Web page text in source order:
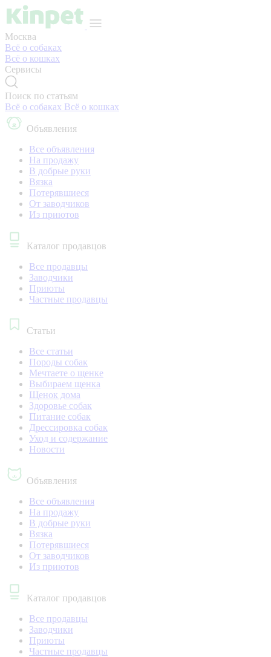
Москва
Всё о собаках
Всё о кошках
Сервисы
Поиск по статьям
Всё о собаках Всё о кошках
Объявления
Все объявления
На продажу
В добрые руки
Вязка
Потерявшиеся
От заводчиков
Из приютов
Каталог продавцов
Все продавцы
Заводчики
Приюты
Частные продавцы
Статьи
Все статьи
Породы собак
Мечтаете о щенке
Выбираем щенка
Щенок дома
Здоровье собак
Питание собак
Дрессировка собак
Уход и содержание
Новости
Объявления
Все объявления
На продажу
В добрые руки
Вязка
Потерявшиеся
От заводчиков
Из приютов
Каталог продавцов
Все продавцы
Заводчики
Приюты
Частные продавцы